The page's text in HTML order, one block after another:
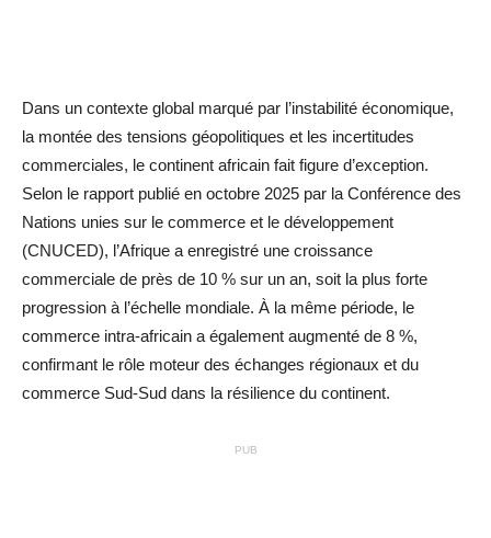
Dans un contexte global marqué par l’instabilité économique,
la montée des tensions géopolitiques et les incertitudes
commerciales, le continent africain fait figure d’exception.
Selon le rapport publié en octobre 2025 par la Conférence des
Nations unies sur le commerce et le développement
(CNUCED), l’Afrique a enregistré une croissance
commerciale de près de 10 % sur un an, soit la plus forte
progression à l’échelle mondiale. À la même période, le
commerce intra-africain a également augmenté de 8 %,
confirmant le rôle moteur des échanges régionaux et du
commerce Sud-Sud dans la résilience du continent.
PUB